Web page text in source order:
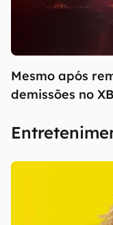
Mesmo após
demissões no